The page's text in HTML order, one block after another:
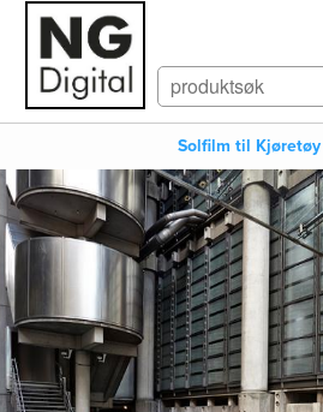
Solfilm til Kjøretøy